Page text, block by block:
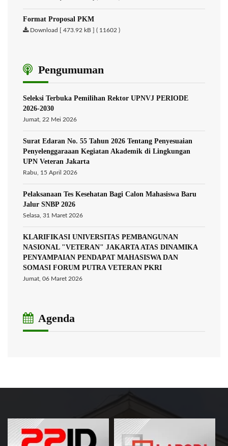
Format Proposal PKM
Download [ 473.92 kB ] ( 11602 )
Pengumuman
Seleksi Terbuka Pemilihan Rektor UPNVJ PERIODE
2026-2030
Jumat, 22 Mei 2026
Surat Edaran No. 55 Tahun 2026 Tentang Penyesuaian
Penyelenggaraaan Kegiatan Akademik di Lingkungan
UPN Veteran Jakarta
Rabu, 15 April 2026
Pelaksanaan Tes Kesehatan Bagi Calon Mahasiswa Baru
Jalur SNBP 2026
Selasa, 31 Maret 2026
KLARIFIKASI UNIVERSITAS PEMBANGUNAN
NASIONAL "VETERAN" JAKARTA ATAS DINAMIKA
PENYAMPAIAN PENDAPAT MAHASISWA DAN
SOMASI FORUM PUTRA VETERAN PKRI
Jumat, 06 Maret 2026
Agenda